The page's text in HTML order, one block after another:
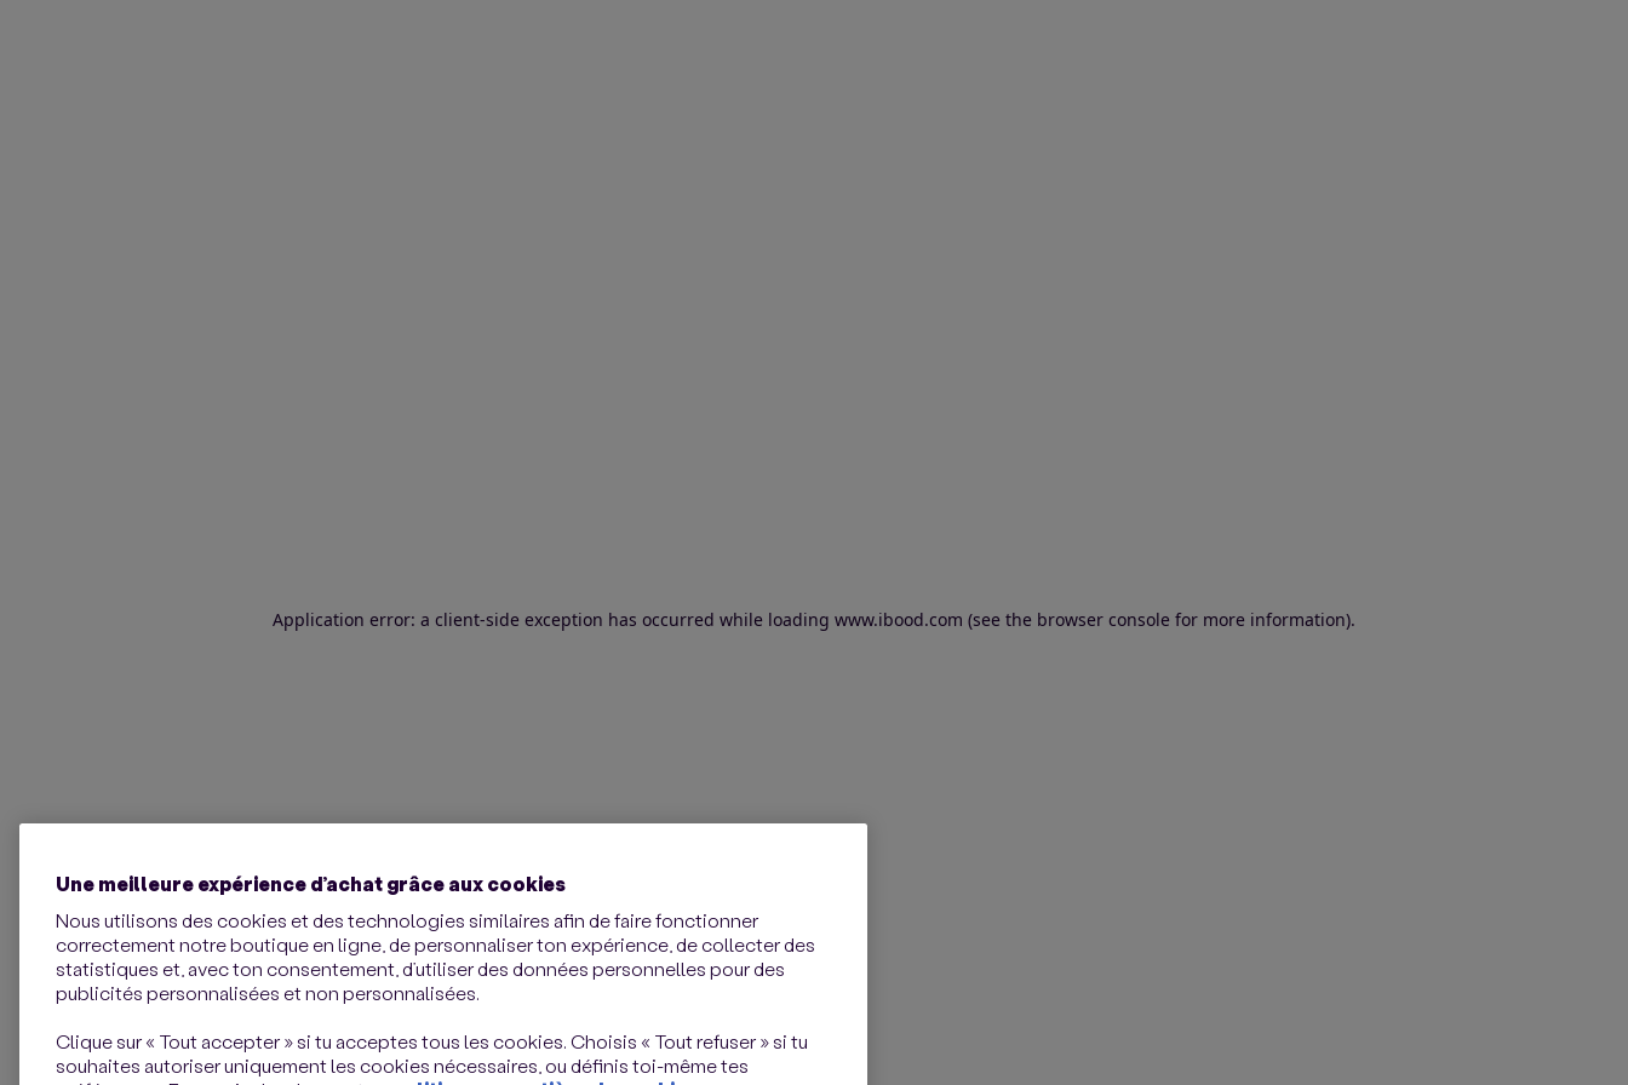
Application error: a client-side exception has occurred while loading www.ibood.com (see the browser console for more information).
Une meilleure expérience d’achat grâce aux cookies
Nous utilisons des cookies et des technologies similaires afin de faire fonctionner
correctement notre boutique en ligne, de personnaliser ton expérience, de collecter des
statistiques et, avec ton consentement, d’utiliser des données personnelles pour des
publicités personnalisées et non personnalisées.
Clique sur « Tout accepter » si tu acceptes tous les cookies. Choisis « Tout refuser » si tu
souhaites autoriser uniquement les cookies nécessaires, ou définis toi-même tes